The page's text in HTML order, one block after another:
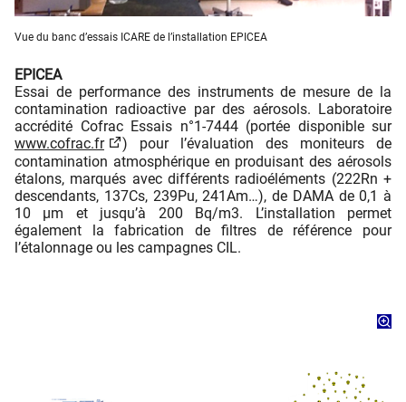
Vue du banc d’essais ICARE de l’installation EPICEA
EPICEA
Essai de performance des instruments de mesure de la
contamination radioactive par des aérosols. Laboratoire
accrédité Cofrac Essais n°1-7444 (portée disponible sur
www.cofrac.fr
) pour l’évaluation des moniteurs de
contamination atmosphérique en produisant des aérosols
étalons, marqués avec différents radioéléments (222Rn +
descendants, 137Cs, 239Pu, 241Am…), de DAMA de 0,1 à
10 µm et jusqu’à 200 Bq/m3. L’installation permet
également la fabrication de filtres de référence pour
l’étalonnage ou les campagnes CIL.